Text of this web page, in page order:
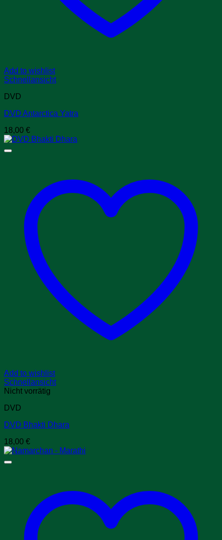
Add to wishlist
Schnellansicht
DVD
DVD Antarctica Yatra
18,00 €
Add to wishlist
Schnellansicht
Nicht vorrätig
DVD
DVD Bhakti Dhara
18,00 €